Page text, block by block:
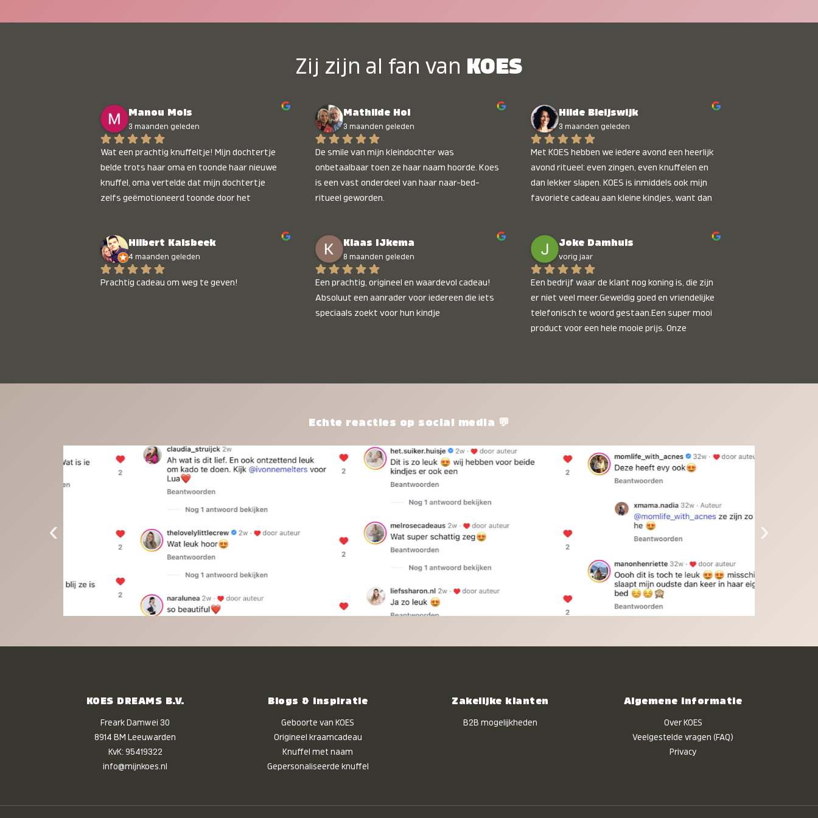
Zij zijn al fan van KOES
Manou Mols
3 maanden geleden
Wat een prachtig knuffeltje! Mijn dochtertje
belde trots haar oma en toonde haar nieuwe
knuffel, oma vertelde dat mijn dochtertje
zelfs geëmotioneerd toonde door het
Mathilde Hol
3 maanden geleden
De smile van mijn kleindochter was
onbetaalbaar toen ze haar naam hoorde. Koes
is een vast onderdeel van haar naar-bed-
ritueel geworden.
Hilde Bleijswijk
3 maanden geleden
Met KOES hebben we iedere avond een heerlijk
avond ritueel: even zingen, even knuffelen en
dan lekker slapen. KOES is inmiddels ook mijn
favoriete cadeau aan kleine kindjes, want dan
onbetaalbaar :)
Hilbert Kalsbeek
4 maanden geleden
Prachtig cadeau om weg te geven!
Klaas IJkema
8 maanden geleden
Een prachtig, origineel en waardevol cadeau!
Absoluut een aanrader voor iedereen die iets
speciaals zoekt voor hun kindje
Joke Damhuis
vorig jaar
Een bedrijf waar de klant nog koning is, die zijn
er niet veel meer.Geweldig goed en vriendelijke
telefonisch te woord gestaan.Een super mooi
product voor een hele mooie prijs. Onze
Echte reacties op social media 💬
‹ ›
KOES DREAMS B.V.
Freark Damwei 30
8914 BM Leeuwarden
KvK: 95419322
info@mijnkoes.nl
Blogs & inspiratie
Geboorte van KOES
Origineel kraamcadeau
Knuffel met naam
Gepersonaliseerde knuffel
Zakelijke klanten
B2B mogelijkheden
Algemene informatie
Over KOES
Veelgestelde vragen (FAQ)
Privacy